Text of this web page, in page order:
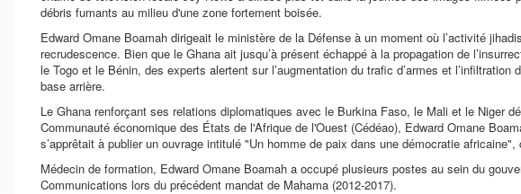
débris fumants au milieu d'une zone fortement boisée.
Edward Omane Boamah dirigeait le ministère de la Défense à un moment où l’activité
recrudescence. Bien que le Ghana ait jusqu’à présent échappé à la propagation de
le Togo et le Bénin, des experts alertent sur l’augmentation du trafic d’armes et
base arrière.
Le Ghana renforçant ses relations diplomatiques avec le Burkina Faso, le Mali et le Niger
Communauté économique des États de l'Afrique de l'Ouest (Cédéao), Edward Omane
s’apprêtait à publier un ouvrage intitulé "Un homme de paix dans une démocratie
Médecin de formation, Edward Omane Boamah a occupé plusieurs postes au sein du
Communications lors du précédent mandat de Mahama (2012-2017).